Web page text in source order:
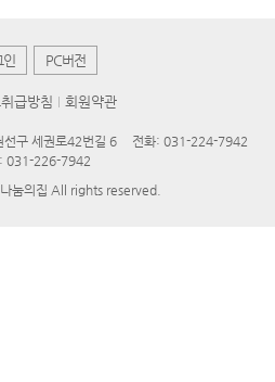
인 PC버전
급방침 회원약관
구 세권로42번길 6
전화: 031-224-7942
031-226-7942
눔의집 All rights reserved.